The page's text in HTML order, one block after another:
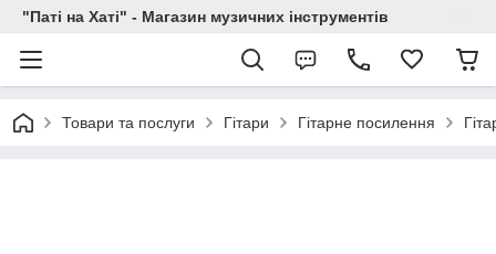
"Паті на Хаті" - Магазин музичних інструментів
Товари та послуги Гітари Гітарне посилення